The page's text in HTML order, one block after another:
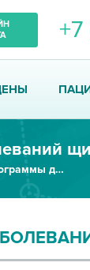
Комплексные программы диагностики (check up)